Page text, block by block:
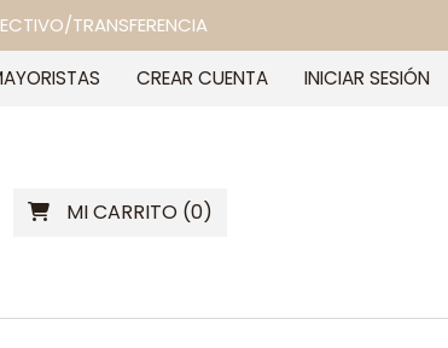
TRANSFERENCIA
CREAR CUENTA INICIAR SESIÓN
MI CARRITO(0)